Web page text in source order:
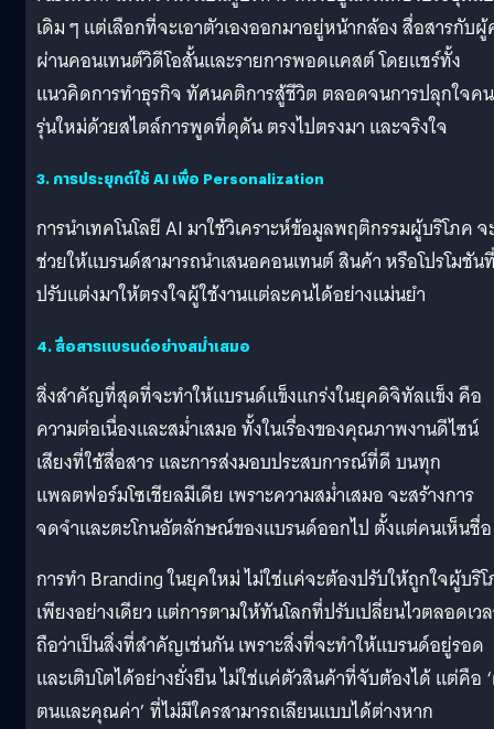
เดิม ๆ แต่เลือกที่จะเอาตัวเองออกมาอยู่หน้ากล้อง สื่อสารกับ
ผ่านคอนเทนต์วิดีโอสั้นและรายการพอดแคสต์ โดยแชร์ทั้ง
แนวคิดการทำธุรกิจ ทัศนคติการสู้ชีวิต ตลอดจนการปลุกใจคน
รุ่นใหม่ด้วยสไตล์การพูดที่ดุดัน ตรงไปตรงมา และจริงใจ
3. การประยุกต์ใช้ AI เพื่อ Personalization
การนำเทคโนโลยี AI มาใช้วิเคราะห์ข้อมูลพฤติกรรมผู้บริโภค จ
ช่วยให้แบรนด์สามารถนำเสนอคอนเทนต์ สินค้า หรือโปรโมชัน
ปรับแต่งมาให้ตรงใจผู้ใช้งานแต่ละคนได้อย่างแม่นยำ
4. สื่อสารแบรนด์อย่างสม่ำเสมอ
สิ่งสำคัญที่สุดที่จะทำให้แบรนด์แข็งแกร่งในยุคดิจิทัลแข็ง คือ
ความต่อเนื่องและสม่ำเสมอ ทั้งในเรื่องของคุณภาพงานดีไซน์
เสียงที่ใช้สื่อสาร และการส่งมอบประสบการณ์ที่ดี บนทุก
แพลตฟอร์มโซเชียลมีเดีย เพราะความสม่ำเสมอ จะสร้างการ
จดจำและตะโกนอัตลักษณ์ของแบรนด์ออกไป ตั้งแต่คนเห็นชื่อ
การทำ Branding ในยุคใหม่ ไม่ใช่แค่จะต้องปรับให้ถูกใจผู้บริ
เพียงอย่างเดียว แต่การตามให้ทันโลกที่ปรับเปลี่ยนไวตลอดเว
ถือว่าเป็นสิ่งที่สำคัญเช่นกัน เพราะสิ่งที่จะทำให้แบรนด์อยู่รอด
และเติบโตได้อย่างยั่งยืน ไม่ใช่แค่ตัวสินค้าที่จับต้องได้ แต่คือ
ตนและคุณค่า’ ที่ไม่มีใครสามารถเลียนแบบได้ต่างหาก